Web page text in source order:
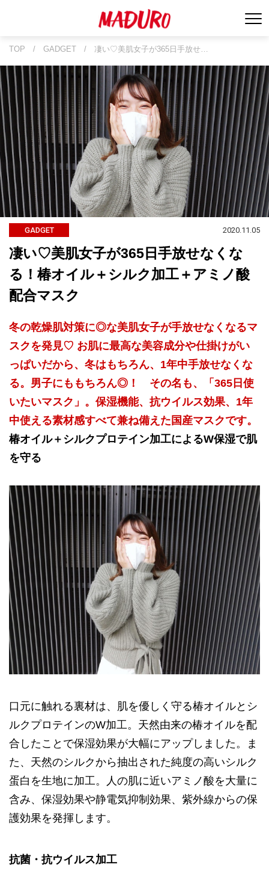
TOP / GADGET / 凄い♡美肌女子が365日手放せ…
GADGET 2020.11.05
凄い♡美肌女子が365日手放せなくな
る！椿オイル＋シルク加工＋アミノ酸
配合マスク
冬の乾燥肌対策に◎な美肌女子が手放せなくなるマ
スクを発見♡ お肌に最高な美容成分や仕掛けがい
っぱいだから、冬はもちろん、1年中手放せなくな
る。男子にももちろん◎！ その名も、「365日使
いたいマスク」。保湿機能、抗ウイルス効果、1年
中使える素材感すべて兼ね備えた国産マスクです。
椿オイル＋シルクプロテイン加工によるW保湿で肌
を守る
口元に触れる裏材は、肌を優しく守る椿オイルとシ
ルクプロテインのW加工。天然由来の椿オイルを配
合したことで保湿効果が大幅にアップしました。ま
た、天然のシルクから抽出された純度の高いシルク
蛋白を生地に加工。人の肌に近いアミノ酸を大量に
含み、保湿効果や静電気抑制効果、紫外線からの保
護効果を発揮します。
抗菌・抗ウイルス加工